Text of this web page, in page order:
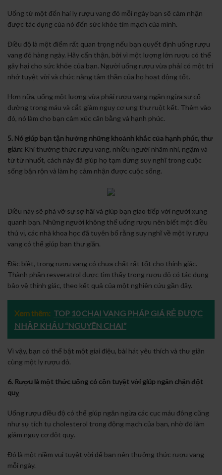
Uống từ một đến hai ly rượu vang đỏ mỗi ngày bạn sẽ cảm nhận
được tác dụng của nó đến sức khỏe tim mạch của mình.
Điều độ là một điểm rất quan trọng nếu bạn quyết định uống rượu
vang đỏ hàng ngày. Hãy cẩn thận, bởi vì một lượng lớn rượu có thể
gây hại cho sức khỏe của bạn. Người uống rượu vừa phải có một trí
nhớ tuyệt vời và chức năng tâm thần của họ hoạt động tốt.
Hơn nữa, uống một lượng vừa phải rượu vang ngăn ngừa sự cố
đường trong máu và cắt giảm nguy cơ ung thư ruột kết. Thêm vào
đó, nó làm cho bạn cảm xúc cân bằng và hạnh phúc.
5. Nó giúp bạn tận hưởng những khoảnh khắc của hạnh phúc, thư
giản: Khi thưởng thức rượu vang, nhiều người nhâm nhi, ngậm và
từ từ nhuốt, cách này đã giúp họ tạm dừng suy nghĩ trong cuộc
sống bận rộn và làm họ cảm nhận được cuộc sống.
Điều này sẽ phá vỡ sự sợ hãi và giúp bạn giao tiếp với người xung
quanh bạn. Những người không thể uống rượu nên biết một điều
thú vị, các nhà khoa học đã tuyên bố rằng suy nghĩ về một ly rượu
vang có thể giúp bạn thư giãn.
Đặc biệt, trong rượu vang có chưa chất rất tốt cho thính giác.
Thành phần resveratrol được tìm thấy trong rượu đỏ có tác dụng
bảo vệ thính giác, theo kết quả của một nghiên cứu gần đây.
Xem thêm: TOP 10 CHAI VANG PHÁP GIÁ RẺ ĐƯỢC
NHẬP KHẨU “NGUYÊN CHAI”
Vì vậy, bạn có thể bật một giai điệu, bài hát yêu thích và thư giãn
cùng một ly rượu đỏ.
6. Rượu là một thức uống có cồn tuyệt vời giúp ngăn chặn đột
quỵ
Uống rượu điều độ có thể giúp ngăn ngừa các cục máu đông cũng
như sự tích tụ cholesterol trong động mạch của bạn, nhờ đó làm
giảm nguy cơ đột quỵ.
Đó là một niềm vui tuyệt vời để bạn nên thưởng thức rượu vang
mỗi ngày.